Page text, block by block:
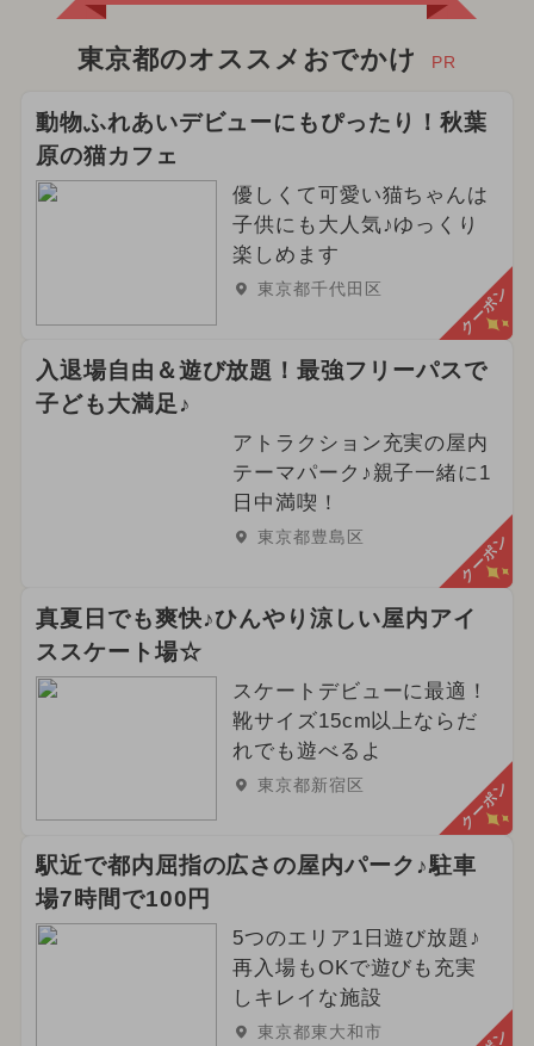
東京都のオススメおでかけ PR
動物ふれあいデビューにもぴったり！秋葉
原の猫カフェ
優しくて可愛い猫ちゃんは
子供にも大人気♪ゆっくり
楽しめます
東京都千代田区 クーポン
入退場自由＆遊び放題！最強フリーパスで
子ども大満足♪
アトラクション充実の屋内
テーマパーク♪親子一緒に1
日中満喫！
東京都豊島区 クーポン
真夏日でも爽快♪ひんやり涼しい屋内アイ
ススケート場☆
スケートデビューに最適！
靴サイズ15cm以上ならだ
れでも遊べるよ
東京都新宿区 クーポン
駅近で都内屈指の広さの屋内パーク♪駐車
場7時間で100円
5つのエリア1日遊び放題♪
再入場もOKで遊びも充実
しキレイな施設
東京都東大和市